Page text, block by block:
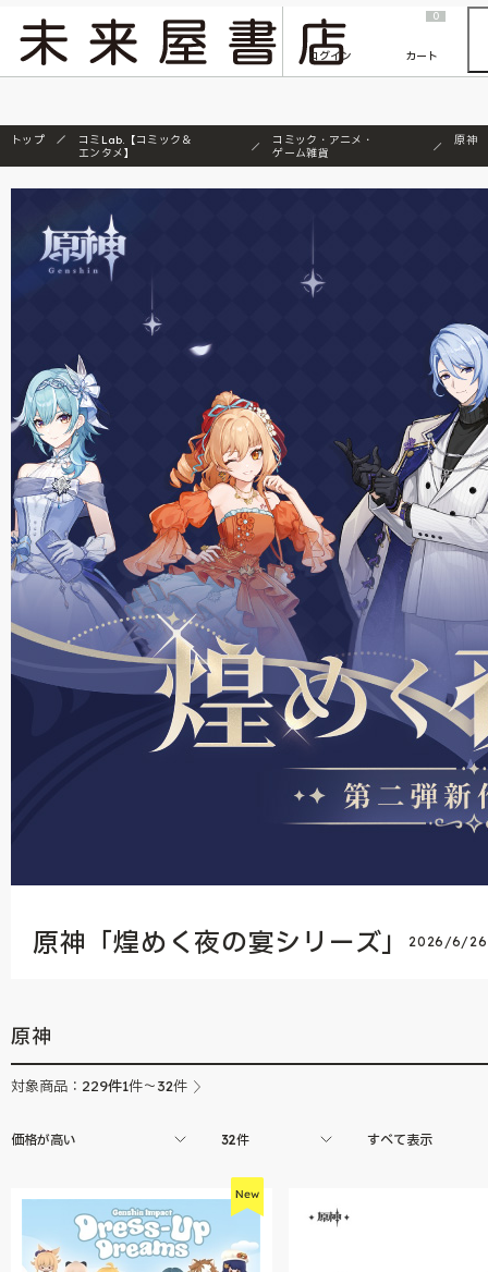
『ONE PIECE magazine 021 ONE PIECEカード付き同梱版』発売延期のご案内
ログイン
0
カート
トップ
コミLab.【コミック＆
エンタメ】
コミック・アニメ・
ゲーム雑貨
原神
原神「煌めく夜の宴シリーズ」 2026/6/26
原神
対象商品： 229件1件～32件
価格が高い 32件 すべて表示